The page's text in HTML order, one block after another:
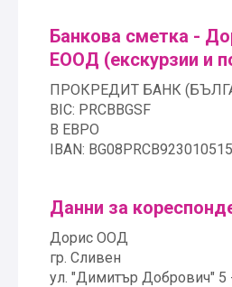
Банкова сметка -
ЕООД (екскурзии и
ПРОКРЕДИТ БАНК
BIC: PRCBBGSF
В ЕВРО
IBAN:
Данни за
Дорис ООД
гр. Сливен
ул. "Димитър Добрович" 5